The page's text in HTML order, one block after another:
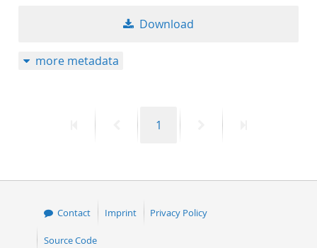
Download
more metadata
PreviousPage
1
Contact Imprint Privacy Policy
Source Code